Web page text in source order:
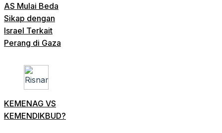
AS Mulai Beda
Sikap dengan
Israel Terkait
Perang di Gaza
KEMENAG VS
KEMENDIKBUD?